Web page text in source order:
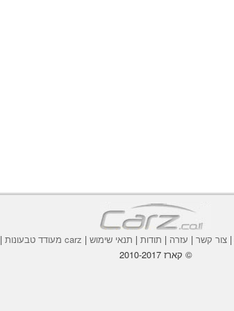
| צור קשר | עזרה | תודות | תנאי שימוש | carz מעודד טבעונות |
© קארז 2010-2017